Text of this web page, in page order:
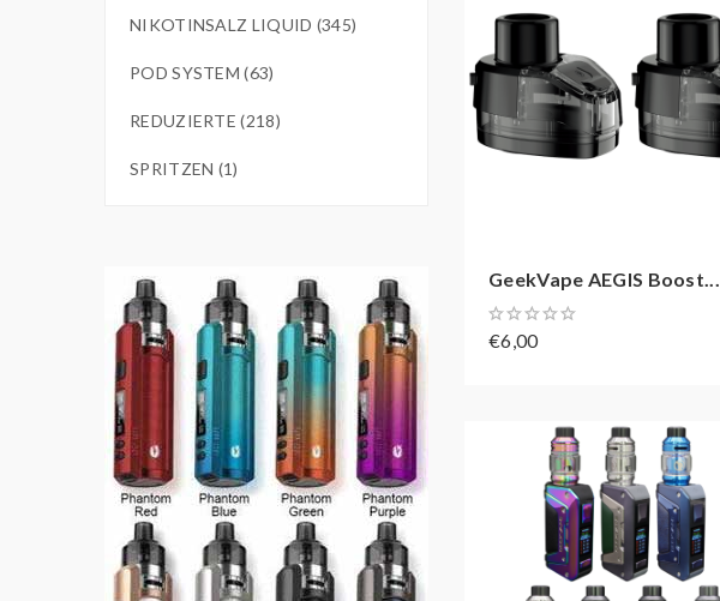
NIKOTINSALZ LIQUID (345)
POD SYSTEM (63)
REDUZIERTE (218)
SPRITZEN (1)
GeekVape AEGIS Boost...
€6,00